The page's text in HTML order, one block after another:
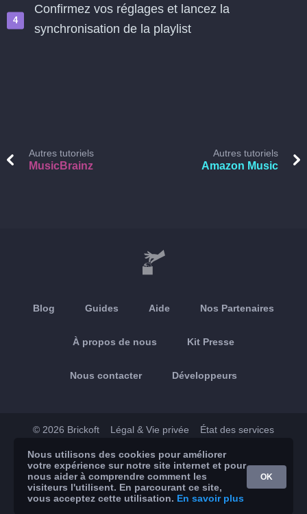
Confirmez vos réglages et lancez la
synchronisation de la playlist
Autres tutoriels
MusicBrainz
Autres tutoriels
Amazon Music
Blog Guides Aide Nos Partenaires
À propos de nous Kit Presse
Nous contacter Développeurs
© 2026 Brickoft Légal & Vie privée État des services
App Store Google Play
Nous utilisons des cookies pour améliorer
votre expérience sur notre site internet et pour
nous aider à comprendre comment les
visiteurs l'utilisent. En parcourant ce site,
vous acceptez cette utilisation. En savoir plus
OK